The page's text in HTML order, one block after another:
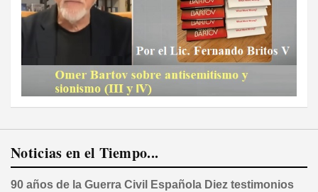
Noticias en el Tiempo...
90 años de la Guerra Civil Española Diez testimonios